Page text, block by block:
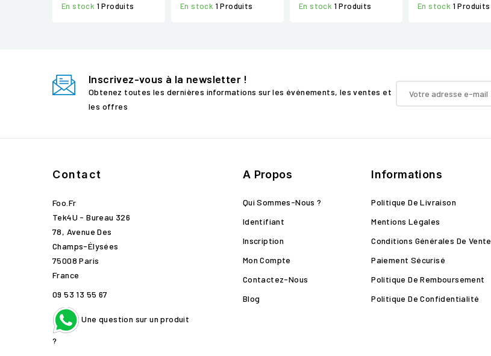
En stock 1 Produits En stock 1 Produits En stock 1 Produits En stock 1 Produits
Inscrivez-vous à la newsletter !
Obtenez toutes les dernières informations sur les événements, les ventes et
les offres
Contact
Foo.fr
Tek4U - Bureau 326
78, Avenue Des
Champs-Élysées
75008 Paris
France
09 53 13 55 67
Une question sur un produit
?
A Propos
Qui Sommes-Nous ?
Identifiant
Inscription
Mon Compte
Contactez-Nous
Blog
Informations
Politique De Livraison
Mentions Légales
Conditions Générales De Vente
Paiement Sécurisé
Politique De Remboursement
Politique De Confidentialité